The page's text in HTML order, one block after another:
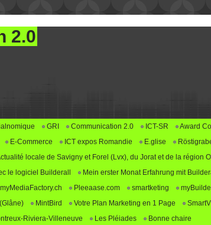
2.0
GRI Communication 2.0 ICT-SR Award
E-Commerce ICT expos Romandie E.glise
locale de Savigny et Forel (Lvx), du Jorat et de la région
le logiciel Builderall
Mein erster Monat Erfahrung mit
myMediaFactory.ch Pleeaase.com smartketing
MintBird Votre Plan Marketing en 1 Page
Riviera-Villeneuve Les Pléiades Bonne chaire